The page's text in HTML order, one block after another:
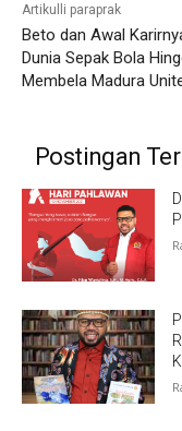
Artikulli paraprak
Beto dan Awal
Dunia Sepak Bola
Membela Madura
Postingan